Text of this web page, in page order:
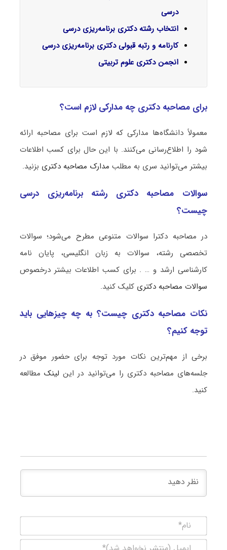
درسی
انتخاب رشته دکتری برنامه‌ریزی درسی
کارنامه و رتبه قبولی دکتری برنامه‌ریزی درسی
انجمن دکتری علوم تربیتی
برای مصاحبه دکتری چه مدارکی لازم است؟
معمولاً دانشگاه‌ها مدارکی که لازم است برای مصاحبه ارائه
شود را اطلاع‌رسانی می‌کنند. با این حال برای کسب اطلاعات
بیشتر می‌توانید سری به مطلب مدارک مصاحبه دکتری بزنید.
سوالات مصاحبه دکتری رشته برنامه‌ریزی درسی
چیست؟
در مصاحبه دکترا سوالات متنوعی مطرح می‌شود؛ سوالات
تخصصی رشته، سوالات به زبان انگلیسی، پایان نامه
کارشناسی ارشد و … . برای کسب اطلاعات بیشتر درخصوص
سوالات مصاحبه دکتری کلیک کنید.
نکات مصاحبه دکتری چیست؟ به چه چیزهایی باید
توجه کنیم؟
برخی از مهم‌ترین نکات مورد توجه برای حضور موفق در
جلسه‌های مصاحبه دکتری را می‌توانید در این لینکمطالعه
کنید.